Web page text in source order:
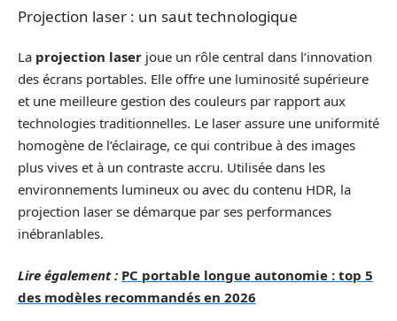
Projection laser : un saut technologique
La projection laser joue un rôle central dans l’innovation
des écrans portables. Elle offre une luminosité supérieure
et une meilleure gestion des couleurs par rapport aux
technologies traditionnelles. Le laser assure une uniformité
homogène de l’éclairage, ce qui contribue à des images
plus vives et à un contraste accru. Utilisée dans les
environnements lumineux ou avec du contenu HDR, la
projection laser se démarque par ses performances
inébranlables.
Lire également : PC portable longue autonomie : top 5
des modèles recommandés en 2026